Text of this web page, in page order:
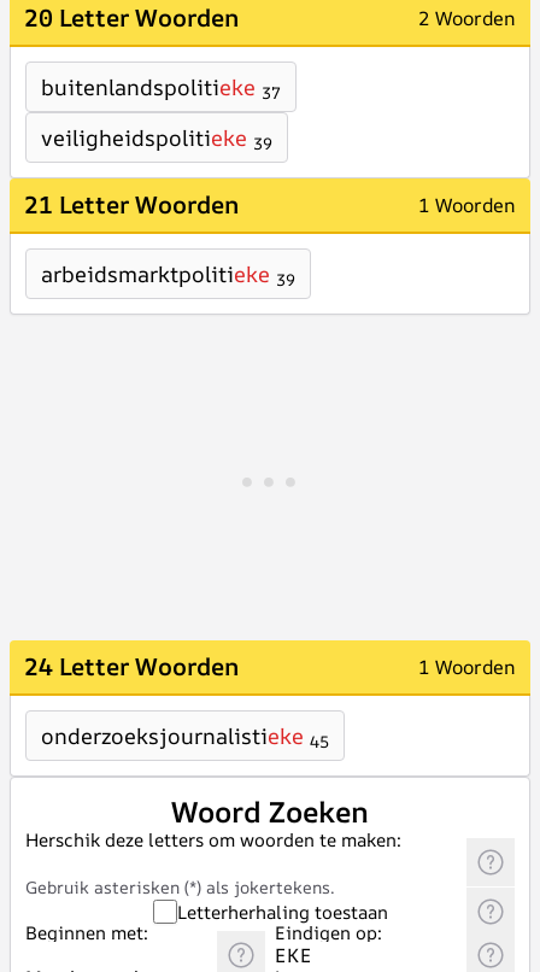
20 Letter Woorden 2 Woorden
buitenlandspolitieke 37
veiligheidspolitieke 39
21 Letter Woorden 1 Woorden
arbeidsmarktpolitieke 39
24 Letter Woorden 1 Woorden
onderzoeksjournalistieke 45
Woord Zoeken
Herschik deze letters om woorden te maken:
Gebruik asterisken (*) als jokertekens.
Letterherhaling toestaan
Beginnen met:
Eindigen op: